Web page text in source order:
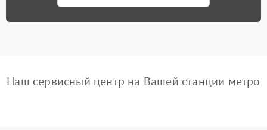
Наш сервисный центр на Вашей станции метро